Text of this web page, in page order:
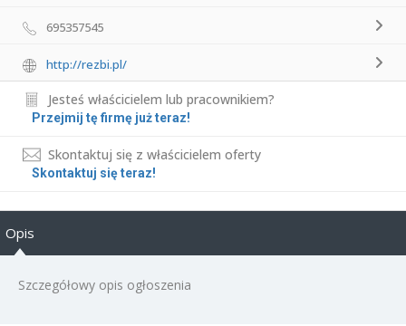
695357545
http://rezbi.pl/
Jesteś właścicielem lub pracownikiem?
Przejmij tę firmę już teraz!
Skontaktuj się z właścicielem oferty
Skontaktuj się teraz!
Opis
Szczegółowy opis ogłoszenia